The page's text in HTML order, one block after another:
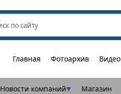
Главная Фотоархив Видео
Новости компаний▼ Магазин